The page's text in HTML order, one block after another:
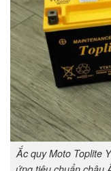
Ắc quy Moto Toplite